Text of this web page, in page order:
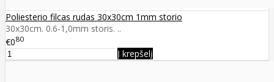
Poliesterio filcas rudas 30x30cm 1mm storio
30x30cm. 0.6-1,0mm storis. ..
€080
Į krepšelį